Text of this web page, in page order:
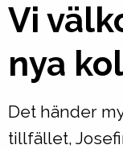
Vi
nya
Det händer
tillfället,